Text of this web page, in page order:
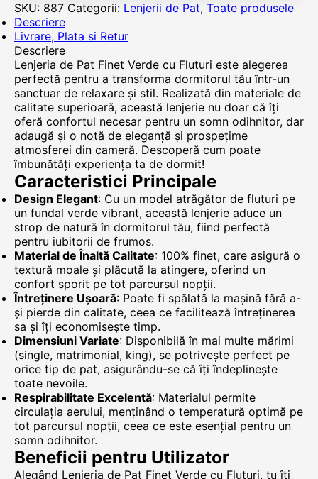
SKU: 887 Categorii: Lenjerii de Pat, Toate produsele
Descriere
Livrare, Plata si Retur
Descriere
Lenjeria de Pat Finet Verde cu Fluturi este alegerea
perfectă pentru a transforma dormitorul tău într-un
sanctuar de relaxare și stil. Realizată din materiale de
calitate superioară, această lenjerie nu doar că îți
oferă confortul necesar pentru un somn odihnitor, dar
adaugă și o notă de eleganță și prospețime
atmosferei din cameră. Descoperă cum poate
îmbunătăți experiența ta de dormit!
Caracteristici Principale
Design Elegant: Cu un model atrăgător de fluturi pe
un fundal verde vibrant, această lenjerie aduce un
strop de natură în dormitorul tău, fiind perfectă
pentru iubitorii de frumos.
Material de Înaltă Calitate: 100% finet, care asigură o
textură moale și plăcută la atingere, oferind un
confort sporit pe tot parcursul nopții.
Întreținere Ușoară: Poate fi spălată la mașină fără a-
și pierde din calitate, ceea ce facilitează întreținerea
sa și îți economisește timp.
Dimensiuni Variate: Disponibilă în mai multe mărimi
(single, matrimonial, king), se potrivește perfect pe
orice tip de pat, asigurându-se că îți îndeplinește
toate nevoile.
Respirabilitate Excelentă: Materialul permite
circulația aerului, menținând o temperatură optimă pe
tot parcursul nopții, ceea ce este esențial pentru un
somn odihnitor.
Beneficii pentru Utilizator
Alegând Lenjeria de Pat Finet Verde cu Fluturi, tu îți